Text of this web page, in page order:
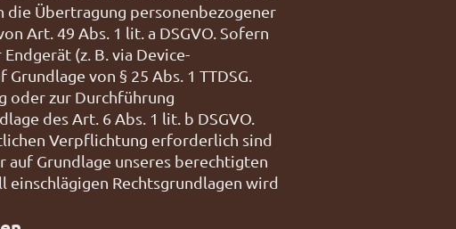
die Übertragung personenbezogener
Art. 49 Abs. 1 lit. a DSGVO. Sofern
(z. B. via Device-
von § 25 Abs. 1 TTDSG.
oder zur Durchführung
des Art. 6 Abs. 1 lit. b DSGVO.
Verpflichtung erforderlich sind
auf Grundlage unseres berechtigten
einschlägigen Rechtsgrundlagen wird